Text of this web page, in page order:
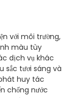
với môi trường,
màu tùy
dịch vụ khác
sắc tươi sáng và
huy tác
chống nước